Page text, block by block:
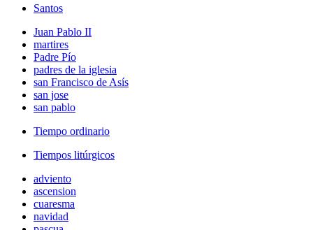
Santos
Juan Pablo II
martires
Padre Pío
padres de la iglesia
san Francisco de Asís
san jose
san pablo
Tiempo ordinario
Tiempos litúrgicos
adviento
ascension
cuaresma
navidad